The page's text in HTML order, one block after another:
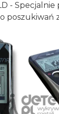
-
poszukiwań